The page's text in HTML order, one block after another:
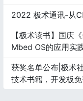
2022 极术通讯-从
【极术读书】国庆
Mbed OS的应用实
获奖名单公布|极术
技术书籍，开发板免